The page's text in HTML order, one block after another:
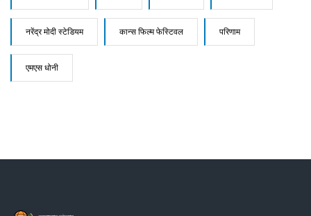
नरेंद्र मोदी स्टेडियम कान्स फिल्म फेस्टिवल परिणाम
एमएस धोनी